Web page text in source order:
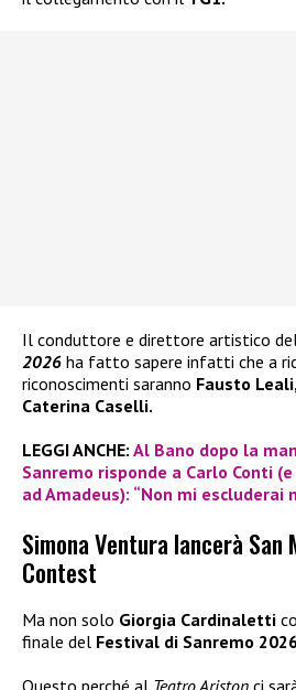
Il conduttore e direttore artistico
2026 ha fatto sapere infatti che a
riconoscimenti saranno Fausto
Caterina Caselli.
LEGGI ANCHE: Al Bano dopo la
Sanremo risponde a Carlo Conti
ad Amadeus): “Non mi escluderai
Simona Ventura lancerà San
Contest
Ma non solo Giorgia Cardinaletti
finale del Festival di Sanremo